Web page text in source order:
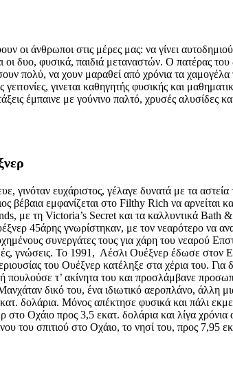
οι άνθρωποι στις μέρες μας: να γίνει
δυο, φυσικά, παιδιά μεταναστών. Ο πατέρας
πολύ, να χουν μαραθεί από χρόνια τα χαμογέλα
γινεται καθηγητής φυσικής και
έμπαινε με γούνινο παλτό, χρυσές αλυσίδες
γινόταν ευχάριστος, γέλαγε δυνατά με τα
βέβαια εμφανίζεται στο Filthy Rich να
με τη Victoria’s Secret και τα καλλυντικά
45άρης γνωρίστηκαν, με τον νεαρότερο να
συνεργάτες τους για χάρη του νεαρού
γνώσεις. Το 1991, Λέσλι Ουέξνερ έδωσε στον
του Ουέξνερ κατέληξε στα χέρια του. Για
πουλούσε τ’ ακίνητα του και προσλάμβανε
δικό του, ένα ιδιωτικό αεροπλάνο, άλλη
δολάρια. Μόνος απέκτησε φυσικά και πάλι
Οχάιο προς 3,5 εκατ. δολάρια και λίγα
του σπιτιού στο Οχάιο, το νησί του, προς 7,95